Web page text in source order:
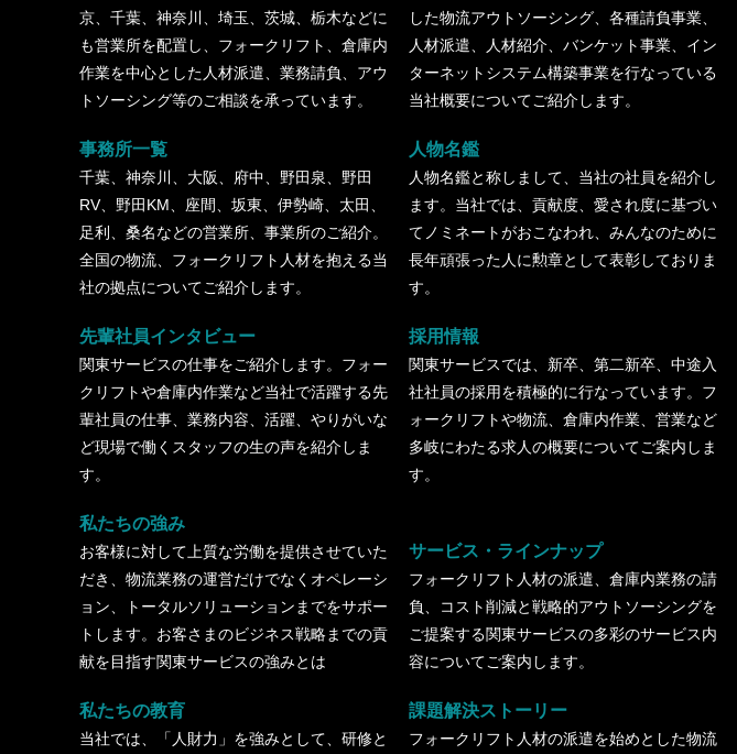
京、千葉、神奈川、埼玉、茨城、栃木などに
も営業所を配置し、フォークリフト、倉庫内
作業を中心とした人材派遣、業務請負、アウ
トソーシング等のご相談を承っています。
した物流アウトソーシング、各種請負事業、
人材派遣、人材紹介、バンケット事業、イン
ターネットシステム構築事業を行なっている
当社概要についてご紹介します。
事務所一覧
千葉、神奈川、大阪、府中、野田泉、野田
RV、野田KM、座間、坂東、伊勢崎、太田、
足利、桑名などの営業所、事業所のご紹介。
全国の物流、フォークリフト人材を抱える当
社の拠点についてご紹介します。
人物名鑑
人物名鑑と称しまして、当社の社員を紹介し
ます。当社では、貢献度、愛され度に基づい
てノミネートがおこなわれ、みんなのために
長年頑張った人に勲章として表彰しておりま
す。
先輩社員インタビュー
関東サービスの仕事をご紹介します。フォー
クリフトや倉庫内作業など当社で活躍する先
輩社員の仕事、業務内容、活躍、やりがいな
ど現場で働くスタッフの生の声を紹介しま
す。
採用情報
関東サービスでは、新卒、第二新卒、中途入
社社員の採用を積極的に行なっています。フ
ォークリフトや物流、倉庫内作業、営業など
多岐にわたる求人の概要についてご案内しま
す。
私たちの強み
お客様に対して上質な労働を提供させていた
だき、物流業務の運営だけでなくオペレーシ
ョン、トータルソリューションまでをサポー
トします。お客さまのビジネス戦略までの貢
献を目指す関東サービスの強みとは
サービス・ラインナップ
フォークリフト人材の派遣、倉庫内業務の請
負、コスト削減と戦略的アウトソーシングを
ご提案する関東サービスの多彩のサービス内
容についてご案内します。
私たちの教育
当社では、「人財力」を強みとして、研修と
課題解決ストーリー
フォークリフト人材の派遣を始めとした物流